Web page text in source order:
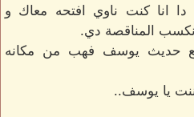
انا كنت ناوي افتحه معاك و
نكسب المناقصة دي.
حديث يوسف فهب من مكانه
يا يوسف..